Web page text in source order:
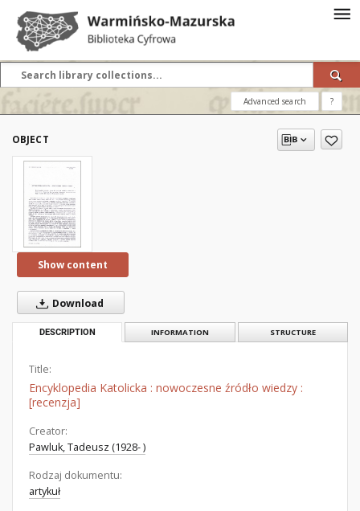
Advanced search ?
OBJECT
Show content
Download
DESCRIPTION INFORMATION STRUCTURE
Title:
Encyklopedia Katolicka : nowoczesne źródło wiedzy :
[recenzja]
Creator:
Pawluk, Tadeusz (1928- )
Rodzaj dokumentu:
artykuł